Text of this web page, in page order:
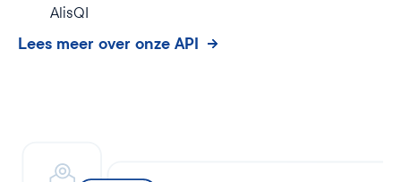
AlisQI
Lees meer over onze API